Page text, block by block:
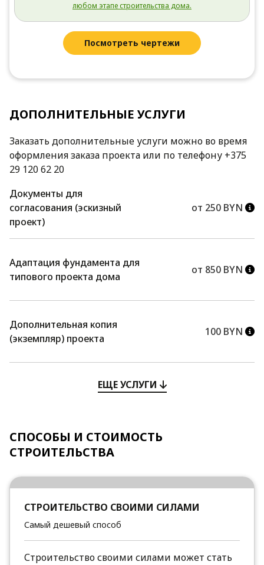
любом этапе строительства дома.
Посмотреть чертежи
ДОПОЛНИТЕЛЬНЫЕ УСЛУГИ
Заказать дополнительные услуги можно во время
оформления заказа проекта или по телефону +375
29 120 62 20
Документы для
согласования (эскизный
проект)
от 250 BYN
Адаптация фундамента для
типового проекта дома
от 850 BYN
Дополнительная копия
(экземпляр) проекта
100 BYN
ЕЩЕ УСЛУГИ
СПОСОБЫ И СТОИМОСТЬ
СТРОИТЕЛЬСТВА
СТРОИТЕЛЬСТВО СВОИМИ СИЛАМИ
Самый дешевый способ
Строительство своими силами может стать